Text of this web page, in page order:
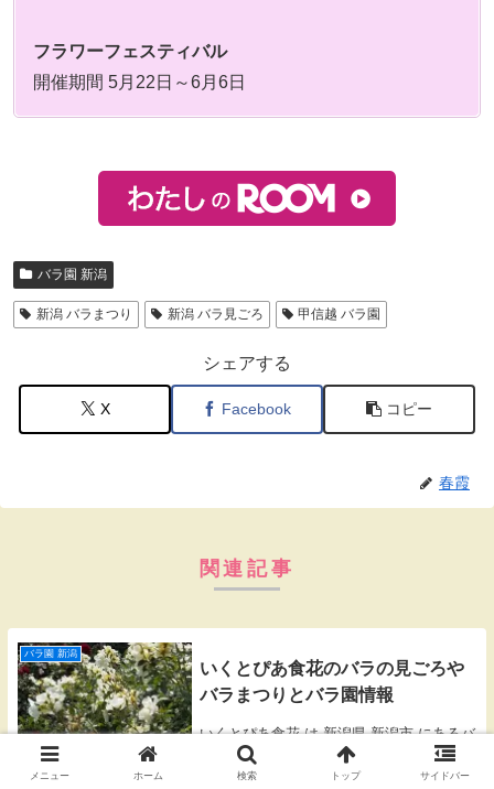
フラワーフェスティバル
開催期間 5月22日～6月6日
バラ園 新潟
新潟 バラまつり 新潟 バラ見ごろ 甲信越 バラ園
シェアする
X Facebook コピー
春霞
関連記事
バラ園 新潟
いくとぴあ食花のバラの見ごろや
バラまつりとバラ園情報
いくとぴあ食花 は 新潟県 新潟市 にあるバ
ラ公園です。いくとぴあ食花 のバラの見ご
ろや開花状況、バラまつりとバラ園の開園
メニュー ホーム 検索 トップ サイドバー